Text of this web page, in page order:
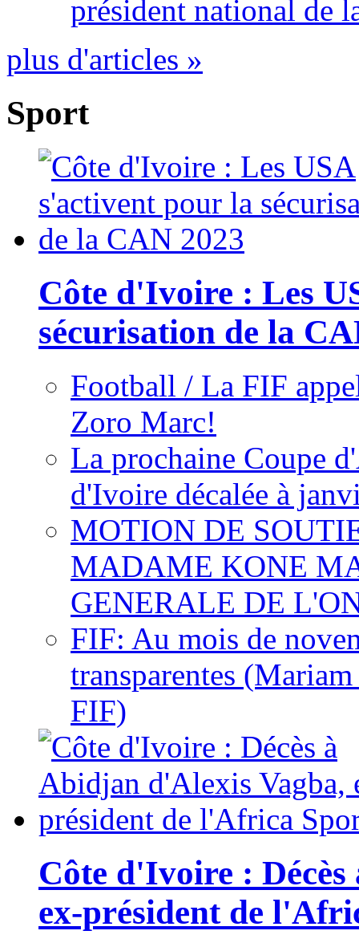
président national de
plus d'articles »
Sport
Côte d'Ivoire : Les
sécurisation de la
Football / La FIF
Zoro Marc!
La prochaine Coupe
d'Ivoire décalée à
MOTION DE
MADAME KONE
GENERALE DE
FIF: Au mois de
transparentes
FIF)
Côte d'Ivoire :
ex-président de